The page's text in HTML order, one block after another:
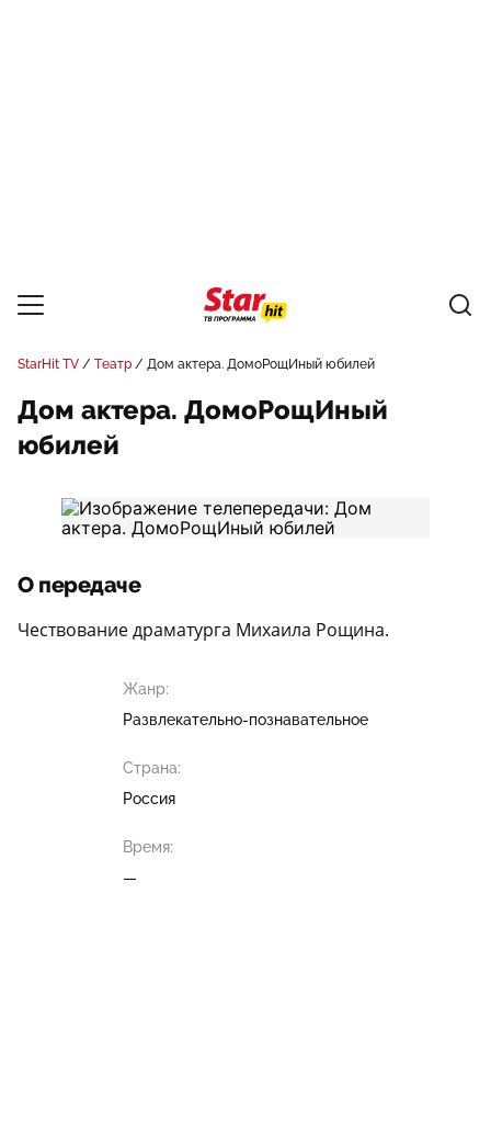
StarHit TV Театр Дом актера. ДомоРощИный юбилей
Дом актера. ДомоРощИный
юбилей
О передаче
Чествование драматурга Михаила Рощина.
Жанр:
Развлекательно-познавательное
Страна:
Россия
Время:
—